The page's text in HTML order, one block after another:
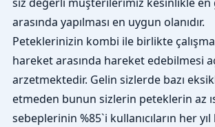
arasında yapılması en uygun olanıdır.
Peteklerinizin kombi ile birlikte
hareket arasında hareket edebilmesi
arzetmektedir. Gelin sizlerde bazı
etmeden bunun sizlerin peteklerin az
sebeplerinin %85`i kullanıcıların her yıl